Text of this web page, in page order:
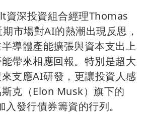
資深投資組合經理Thomas
市場對AI的熱潮出現反思，
導體產能擴張與資本支出上
帶來相應回報。特別是超大
支應AI研發，更讓投資人感
克（Elon Musk）旗下的
入發行債券籌資的行列。